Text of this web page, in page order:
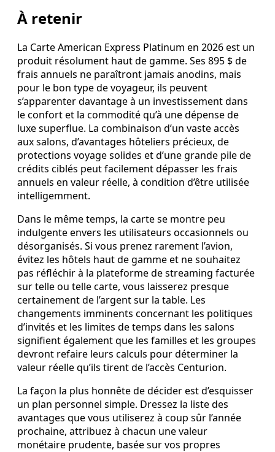
À retenir
La Carte American Express Platinum en 2026 est un
produit résolument haut de gamme. Ses 895 $ de
frais annuels ne paraîtront jamais anodins, mais
pour le bon type de voyageur, ils peuvent
s’apparenter davantage à un investissement dans
le confort et la commodité qu’à une dépense de
luxe superflue. La combinaison d’un vaste accès
aux salons, d’avantages hôteliers précieux, de
protections voyage solides et d’une grande pile de
crédits ciblés peut facilement dépasser les frais
annuels en valeur réelle, à condition d’être utilisée
intelligemment.
Dans le même temps, la carte se montre peu
indulgente envers les utilisateurs occasionnels ou
désorganisés. Si vous prenez rarement l’avion,
évitez les hôtels haut de gamme et ne souhaitez
pas réfléchir à la plateforme de streaming facturée
sur telle ou telle carte, vous laisserez presque
certainement de l’argent sur la table. Les
changements imminents concernant les politiques
d’invités et les limites de temps dans les salons
signifient également que les familles et les groupes
devront refaire leurs calculs pour déterminer la
valeur réelle qu’ils tirent de l’accès Centurion.
La façon la plus honnête de décider est d’esquisser
un plan personnel simple. Dressez la liste des
avantages que vous utiliserez à coup sûr l’année
prochaine, attribuez à chacun une valeur
monétaire prudente, basée sur vos propres